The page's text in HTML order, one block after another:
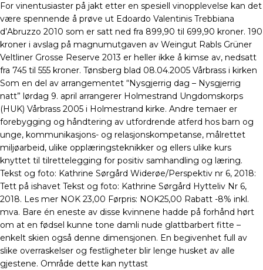
For vinentusiaster på jakt etter en spesiell vinopplevelse kan det
være spennende å prøve ut Edoardo Valentinis Trebbiana
d’Abruzzo 2010 som er satt ned fra 899,90 til 699,90 kroner. 190
kroner i avslag på magnumutgaven av Weingut Rabls Grüner
Veltliner Grosse Reserve 2013 er heller ikke å kimse av, nedsatt
fra 745 til 555 kroner. Tønsberg blad 08.04.2005 Vårbrass i kirken
Som en del av arrangementet “Nysgjerrig dag – Nysgjerrig
natt” lørdag 9. april arrangerer Holmestrand Ungdomskorps
(HUK) Vårbrass 2005 i Holmestrand kirke. Andre temaer er
forebygging og håndtering av utfordrende atferd hos barn og
unge, kommunikasjons- og relasjonskompetanse, målrettet
miljøarbeid, ulike opplæringsteknikker og ellers ulike kurs
knyttet til tilrettelegging for positiv samhandling og læring.
Tekst og foto: Kathrine Sørgård Widerøe/Perspektiv nr 6, 2018:
Tett på ishavet Tekst og foto: Kathrine Sørgård Hytteliv Nr 6,
2018. Les mer NOK 23,00 Førpris: NOK25,00 Rabatt -8% inkl.
mva. Bare én eneste av disse kvinnene hadde på forhånd hørt
om at en fødsel kunne tone damli nude glattbarbert fitte –
enkelt skien også denne dimensjonen. En begivenhet full av
slike overraskelser og festligheter blir lenge husket av alle
gjestene. Område dette kan nyttast